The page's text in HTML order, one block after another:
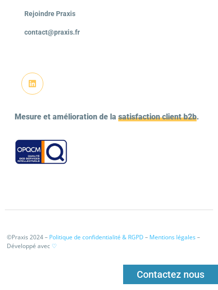
Rejoindre Praxis
contact@praxis.fr
Mesure et amélioration de la satisfaction client b2b.
©Praxis 2024 – Politique de confidentialité & RGPD – Mentions légales–
Développé avec ♡
Contactez nous